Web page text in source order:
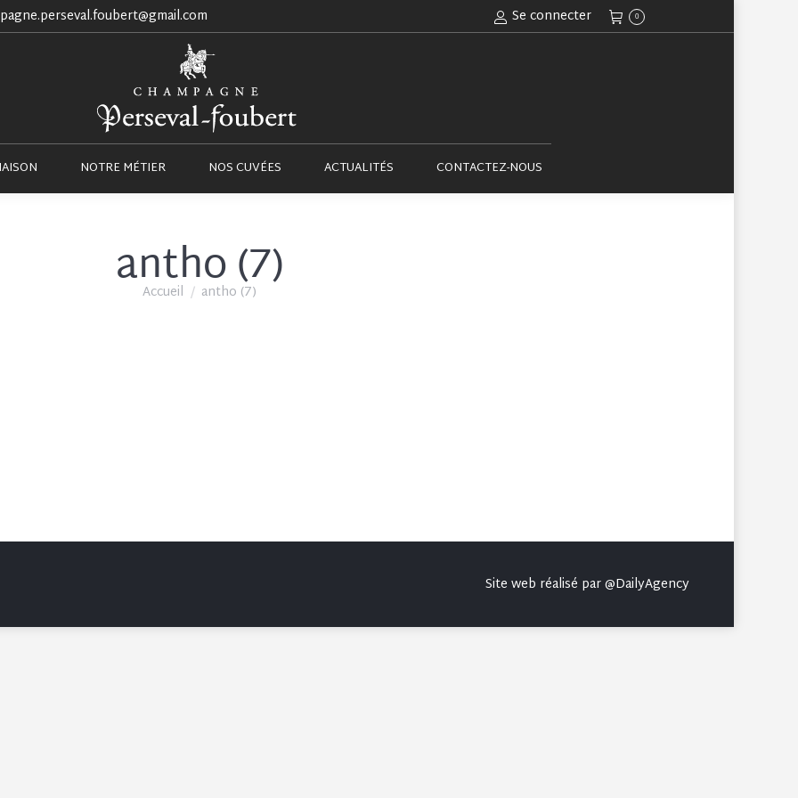
Se connecter 0
NOTRE MÉTIER NOS CUVÉES ACTUALITÉS CONTACTEZ-NOUS
antho (7)
Vous êtes ici :
Accueil antho (7)
Site web réalisé par@DailyAgency
NOTRE MAISON NOTRE MÉTIER NOS CUVÉES ACTUALITÉS CONTACTEZ-NOUS